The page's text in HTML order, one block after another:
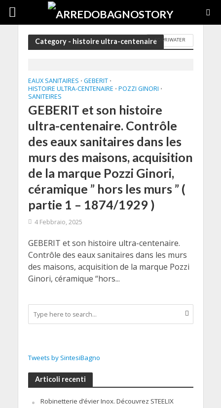
Category - histoire ultra-centenaireCOPRIWATER
EAUX SANITAIRES • GEBERIT •
HISTOIRE ULTRA-CENTENAIRE • POZZI GINORI •
SANITEIRES
GEBERIT et son histoire
ultra-centenaire. Contrôle
des eaux sanitaires dans les
murs des maisons, acquisition
de la marque Pozzi Ginori,
céramique ” hors les murs ” (
partie 1 – 1874/1929 )
4 Febbraio, 2025
GEBERIT et son histoire ultra-centenaire.
Contrôle des eaux sanitaires dans les murs
des maisons, acquisition de la marque Pozzi
Ginori, céramique “hors...
Tweets by SintesiBagno
Articoli recenti
Robinetterie d’évier Inox. Découvrez STEELIX